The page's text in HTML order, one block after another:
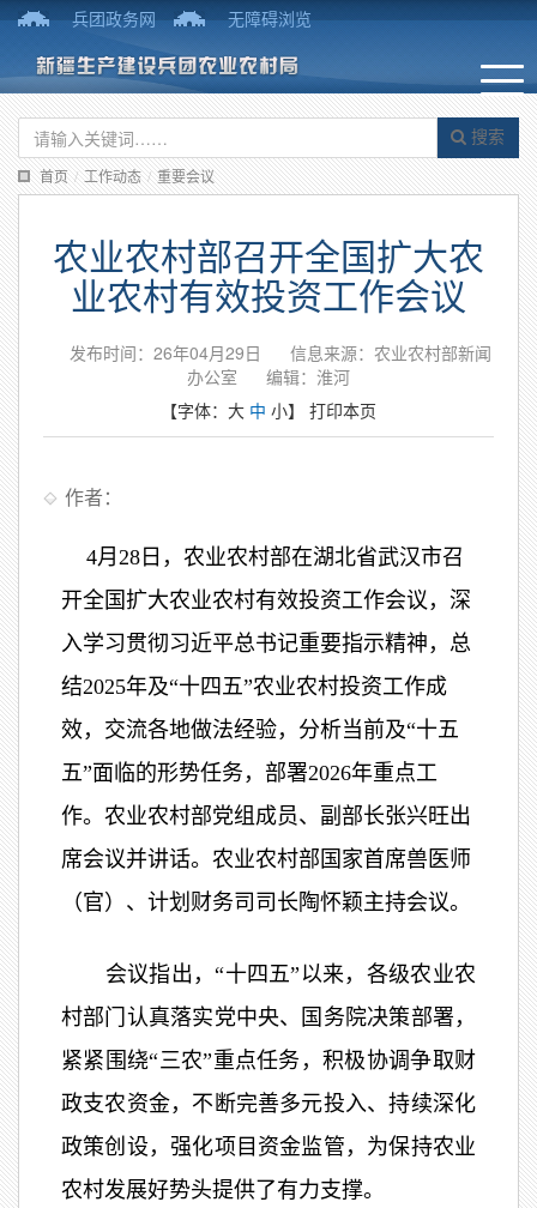
兵团政务网 无障碍浏览
搜索
首页 / 工作动态 / 重要会议
农业农村部召开全国扩大农
业农村有效投资工作会议
发布时间：26年04月29日
信息来源：农业农村部新闻
办公室
编辑：淮河
【字体： 大 中 小】 打印本页
作者：
4月28日，农业农村部在湖北省武汉市召
开全国扩大农业农村有效投资工作会议，深
入学习贯彻习近平总书记重要指示精神，总
结2025年及“十四五”农业农村投资工作成
效，交流各地做法经验，分析当前及“十五
五”面临的形势任务，部署2026年重点工
作。农业农村部党组成员、副部长张兴旺出
席会议并讲话。农业农村部国家首席兽医师
（官）、计划财务司司长陶怀颖主持会议。
会议指出，“十四五”以来，各级农业农
村部门认真落实党中央、国务院决策部署，
紧紧围绕“三农”重点任务，积极协调争取财
政支农资金，不断完善多元投入、持续深化
政策创设，强化项目资金监管，为保持农业
农村发展好势头提供了有力支撑。